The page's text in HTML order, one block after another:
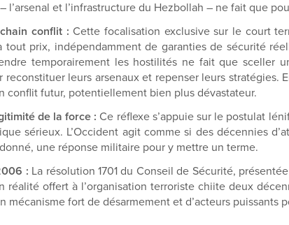
l’arsenal et l’infrastructure du Hezbollah – ne fait que
conflit : Cette focalisation exclusive sur le court
tout prix, indépendamment de garanties de sécurité
temporairement les hostilités ne fait que sceller
reconstituer leurs arsenaux et repenser leurs
conflit futur, potentiellement bien plus dévastateur.
de la force : Ce réflexe s’appuie sur le postulat
sérieux. L’Occident agit comme si des décennies
une réponse militaire pour y mettre un terme.
: La résolution 1701 du Conseil de Sécurité,
réalité offert à l’organisation terroriste chiite deux
mécanisme fort de désarmement et d’acteurs puissants